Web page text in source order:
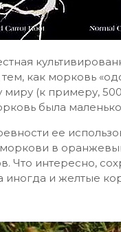
как морковь
миру (к примеру,
была
ее
в
Что интересно,
иногда и желтые